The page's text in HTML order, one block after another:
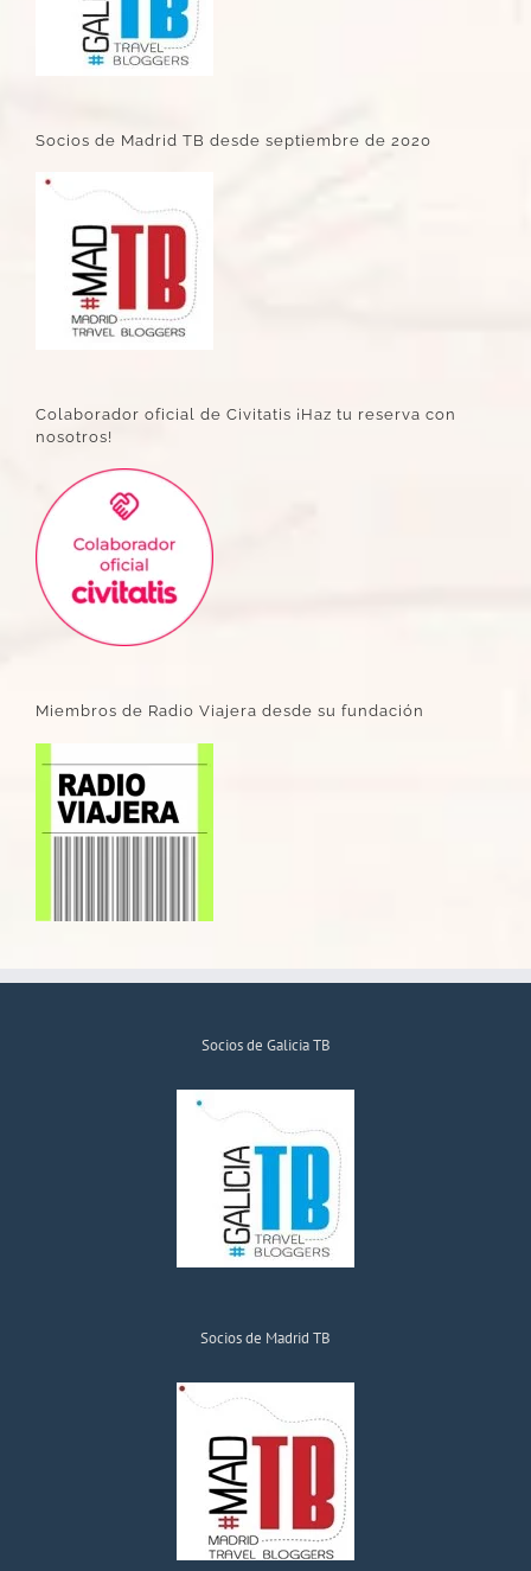
Socios de Madrid TB desde septiembre de 2020
Colaborador oficial de Civitatis ¡Haz tu reserva con
nosotros!
Miembros de Radio Viajera desde su fundación
Socios de Galicia TB
Socios de Madrid TB